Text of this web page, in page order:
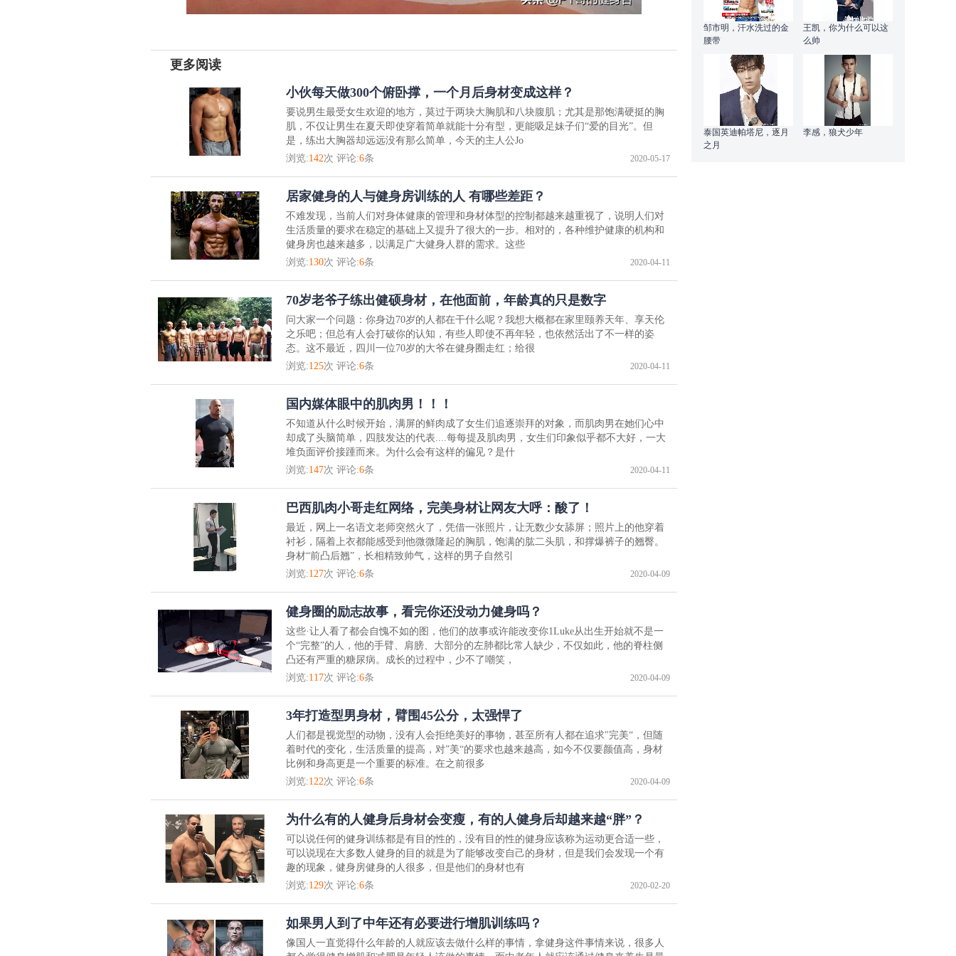
更多阅读
小伙每天做300个俯卧撑，一个月后身材变成这样？
要说男生最受女生欢迎的地方，莫过于两块大胸肌和八块腹肌；尤其是那饱满硬挺的胸
肌，不仅让男生在夏天即使穿着简单就能十分有型，更能吸足妹子们“爱的目光”。但
是，练出大胸器却远远没有那么简单，今天的主人公Jo
浏览:142次 评论:6条 2020-05-17
居家健身的人与健身房训练的人 有哪些差距？
不难发现，当前人们对身体健康的管理和身材体型的控制都越来越重视了，说明人们对
生活质量的要求在稳定的基础上又提升了很大的一步。相对的，各种维护健康的机构和
健身房也越来越多，以满足广大健身人群的需求。这些
浏览:130次 评论:6条 2020-04-11
70岁老爷子练出健硕身材，在他面前，年龄真的只是数字
问大家一个问题：你身边70岁的人都在干什么呢？我想大概都在家里颐养天年、享天伦
之乐吧；但总有人会打破你的认知，有些人即使不再年轻，也依然活出了不一样的姿
态。这不最近，四川一位70岁的大爷在健身圈走红；给很
浏览:125次 评论:6条 2020-04-11
国内媒体眼中的肌肉男！！！
不知道从什么时候开始，满屏的鲜肉成了女生们追逐崇拜的对象，而肌肉男在她们心中
却成了头脑简单，四肢发达的代表....每每提及肌肉男，女生们印象似乎都不大好，一大
堆负面评价接踵而来。为什么会有这样的偏见？是什
浏览:147次 评论:6条 2020-04-11
巴西肌肉小哥走红网络，完美身材让网友大呼：酸了！
最近，网上一名语文老师突然火了，凭借一张照片，让无数少女舔屏；照片上的他穿着
衬衫，隔着上衣都能感受到他微微隆起的胸肌，饱满的肱二头肌，和撑爆裤子的翘臀。
身材“前凸后翘”，长相精致帅气，这样的男子自然引
浏览:127次 评论:6条 2020-04-09
健身圈的励志故事，看完你还没动力健身吗？
这些·让人看了都会自愧不如的图，他们的故事或许能改变你1Luke从出生开始就不是一
个“完整”的人，他的手臂、肩膀、大部分的左肺都比常人缺少，不仅如此，他的脊柱侧
凸还有严重的糖尿病。成长的过程中，少不了嘲笑，
浏览:117次 评论:6条 2020-04-09
3年打造型男身材，臂围45公分，太强悍了
人们都是视觉型的动物，没有人会拒绝美好的事物，甚至所有人都在追求"完美“，但随
着时代的变化，生活质量的提高，对”美“的要求也越来越高，如今不仅要颜值高，身材
比例和身高更是一个重要的标准。在之前很多
浏览:122次 评论:6条 2020-04-09
为什么有的人健身后身材会变瘦，有的人健身后却越来越“胖”？
可以说任何的健身训练都是有目的性的，没有目的性的健身应该称为运动更合适一些，
可以说现在大多数人健身的目的就是为了能够改变自己的身材，但是我们会发现一个有
趣的现象，健身房健身的人很多，但是他们的身材也有
浏览:129次 评论:6条 2020-02-20
如果男人到了中年还有必要进行增肌训练吗？
像国人一直觉得什么年龄的人就应该去做什么样的事情，拿健身这件事情来说，很多人
邹市明，汗水洗过的金
腰带
王凯，你为什么可以这
么帅
泰国英迪帕塔尼，逐月
之月
李感，狼犬少年